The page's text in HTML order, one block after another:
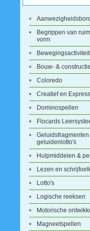
Aanwezigheidsbord
Begrippen van
vorm
Bouw- &
Coloredo
Creatief en
Dominospellen
Flocards
Geluidsfragmenten
geluidenlotto's
Hulpmiddelen &
Lezen en
Lotto's
Logische reeksen
Motorische
Magneetspellen